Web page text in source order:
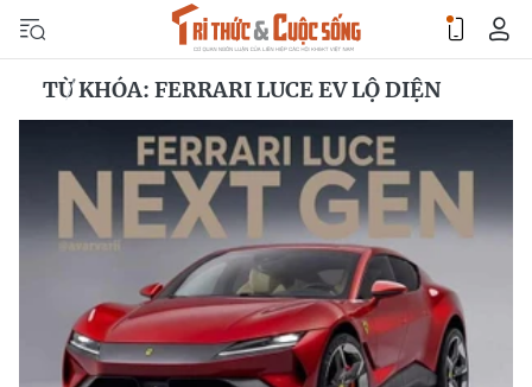
TỪ KHÓA: FERRARI LUCE EV LỘ DIỆN